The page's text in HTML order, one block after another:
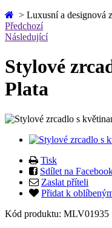
> Luxusní a designová
Předchozí
Následující
Stylové
Plata
Tisk
Sdílet na
Zaslat příteli
Přidat k
Kód produktu: MLV01935